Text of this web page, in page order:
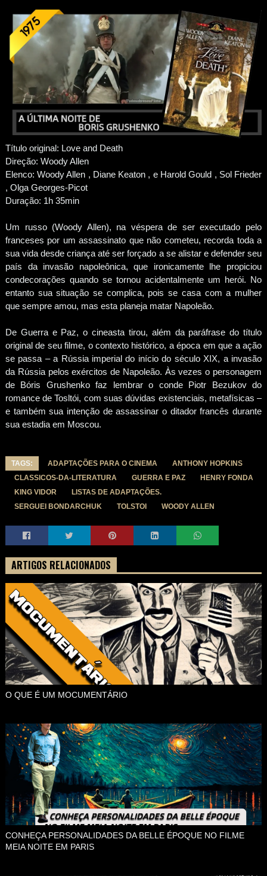
Título original: Love and Death
Direção: Woody Allen
Elenco: Woody Allen , Diane Keaton , e Harold Gould , Sol Frieder
, Olga Georges-Picot
Duração: 1h 35min
Um russo (Woody Allen), na véspera de ser executado pelo
franceses por um assassinato que não cometeu, recorda toda a
sua vida desde criança até ser forçado a se alistar e defender seu
país da invasão napoleônica, que ironicamente lhe propiciou
condecorações quando se tornou acidentalmente um herói. No
entanto sua situação se complica, pois se casa com a mulher
que sempre amou, mas esta planeja matar Napoleão.
De Guerra e Paz, o cineasta tirou, além da paráfrase do título
original de seu filme, o contexto histórico, a época em que a ação
se passa – a Rússia imperial do início do século XIX, a invasão
da Rússia pelos exércitos de Napoleão. Às vezes o personagem
de Bóris Grushenko faz lembrar o conde Piotr Bezukov do
romance de Tosltói, com suas dúvidas existenciais, metafísicas –
e também sua intenção de assassinar o ditador francês durante
sua estadia em Moscou.
TAGS: ADAPTAÇÕES PARA O CINEMA
ANTHONY HOPKINS
CLASSICOS-DA-LITERATURA
GUERRA E PAZ
HENRY FONDA
KING VIDOR
LISTAS DE ADAPTAÇÕES.
SERGUEI BONDARCHUK
TOLSTOI WOODY ALLEN
ARTIGOS RELACIONADOS
O QUE É UM MOCUMENTÁRIO
CONHEÇA PERSONALIDADES DA BELLE ÉPOQUE NO FILME
MEIA NOITE EM PARIS